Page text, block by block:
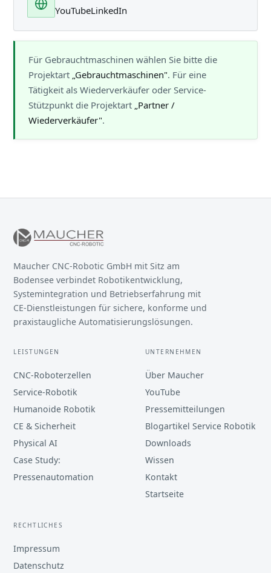
YouTubeLinkedIn
Für Gebrauchtmaschinen wählen Sie bitte die
Projektart „Gebrauchtmaschinen". Für eine
Tätigkeit als Wiederverkäufer oder Service-
Stützpunkt die Projektart „Partner /
Wiederverkäufer".
Maucher CNC-Robotic GmbH mit Sitz am
Bodensee verbindet Robotikentwicklung,
Systemintegration und Betriebserfahrung mit
CE-Dienstleistungen für sichere, konforme und
praxistaugliche Automatisierungslösungen.
LEISTUNGEN
CNC-Roboterzellen
Service-Robotik
Humanoide Robotik
CE & Sicherheit
Physical AI
Case Study:
Pressenautomation
UNTERNEHMEN
Über Maucher
YouTube
Pressemitteilungen
Blogartikel Service Robotik
Downloads
Wissen
Kontakt
Startseite
RECHTLICHES
Impressum
Datenschutz